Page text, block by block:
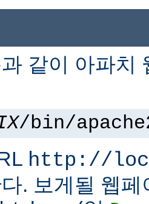
같이 아파치
/bin/
http://
. 보게될 웹